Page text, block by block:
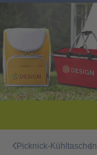
Picknick-Kühltaschen